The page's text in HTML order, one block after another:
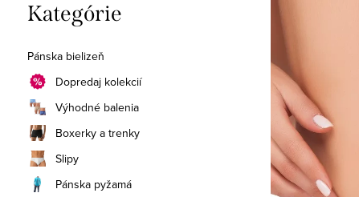
o
č
n
ý
p
a
Preskočiť
kategórie
Kategórie
Pánska bielizeň
Dopredaj kolekcií
Výhodné balenia
Boxerky a trenky
Slipy
Pánska pyžamá